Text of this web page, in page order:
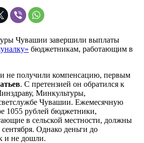
Чувашии завершили выплаты
бюджетникам, работающим в
не получили компенсацию, первым
. С претензией он обратился к
Минкультуры,
Чувашии. Ежемесячную
1055 рублей бюджетники,
в сельской местности, должны
Однако деньги до
и не дошли.